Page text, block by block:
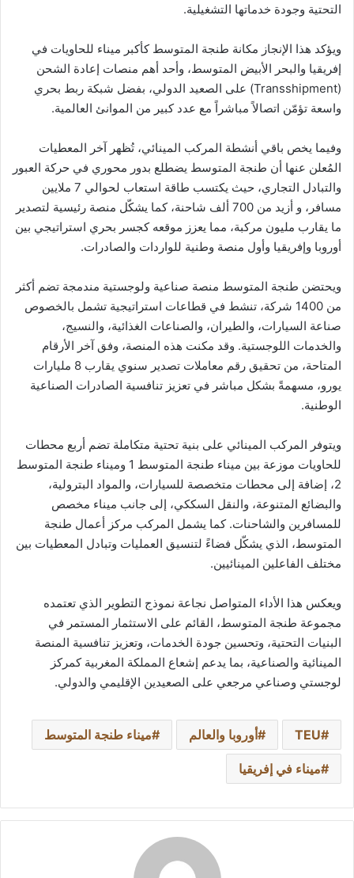
التحتية وجودة خدماتها التشغيلية.
ويؤكد هذا الإنجاز مكانة طنجة المتوسط كأكبر ميناء للحاويات في
إفريقيا والبحر الأبيض المتوسط، وأحد أهم منصات إعادة الشحن
(Transshipment) على الصعيد الدولي، بفضل شبكة ربط بحري
واسعة تؤمّن اتصالاً مباشراً مع عدد كبير من الموانئ العالمية.
وفيما يخص باقي أنشطة المركب المينائي، تُظهر آخر المعطيات
المُعلن عنها أن طنجة المتوسط يضطلع بدور محوري في حركة العبور
والتبادل التجاري، حيث يكتسب طاقة استعاب لحوالي 7 ملايين
مسافر، و أزيد من 700 ألف شاحنة، كما يشكّل منصة رئيسية لتصدير
ما يقارب مليون مركبة، مما يعزز موقعه كجسر بحري استراتيجي بين
أوروبا وإفريقيا وأول منصة وطنية للواردات والصادرات.
ويحتضن طنجة المتوسط منصة صناعية ولوجستية مندمجة تضم أكثر
من 1400 شركة، تنشط في قطاعات استراتيجية تشمل بالخصوص
صناعة السيارات، والطيران، والصناعات الغذائية، والنسيج،
والخدمات اللوجستية. وقد مكنت هذه المنصة، وفق آخر الأرقام
المتاحة، من تحقيق رقم معاملات تصدير سنوي يقارب 8 مليارات
يورو، مسهمةً بشكل مباشر في تعزيز تنافسية الصادرات الصناعية
الوطنية.
ويتوفر المركب المينائي على بنية تحتية متكاملة تضم أربع محطات
للحاويات موزعة بين ميناء طنجة المتوسط 1 وميناء طنجة المتوسط
2، إضافة إلى محطات متخصصة للسيارات، والمواد البترولية،
والبضائع المتنوعة، والنقل السككي، إلى جانب ميناء مخصص
للمسافرين والشاحنات. كما يشمل المركب مركز أعمال طنجة
المتوسط، الذي يشكّل فضاءً لتنسيق العمليات وتبادل المعطيات بين
مختلف الفاعلين المينائيين.
ويعكس هذا الأداء المتواصل نجاعة نموذج التطوير الذي تعتمده
مجموعة طنجة المتوسط، القائم على الاستثمار المستمر في
البنيات التحتية، وتحسين جودة الخدمات، وتعزيز تنافسية المنصة
المينائية والصناعية، بما يدعم إشعاع المملكة المغربية كمركز
لوجستي وصناعي مرجعي على الصعيدين الإقليمي والدولي.
TEU أوروبا والعالم ميناء طنجة المتوسط
ميناء في إفريقيا